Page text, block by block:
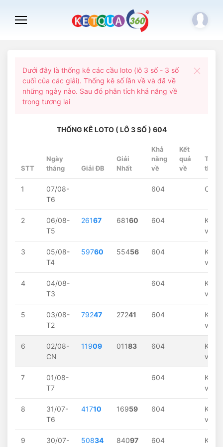
Dưới đây là thống kê các cầu loto (lô 3 số - 3 số
cuối của các giải). Thống kê số lần về và đã về
những ngày nào. Sau đó phân tích khả năng về
trong tương lai
THỐNG KÊ LOTO ( LÔ 3 SỐ ) 604
STT
Ngày
tháng
Giải ĐB
Giải
Nhất
Khả
năng
về
Kết
quả
về
Trạng
thái
1
07/08-
T6
604 Chờ...
2
06/08-
T5
26167 68160 604
về
3
05/08-
T4
59760 55456 604
về
4
04/08-
T3
604
về
5
03/08-
T2
79247 27241 604
về
6
02/08-
CN
11909 01183 604
về
7
01/08-
T7
604
về
8
31/07-
T6
41710 16959 604
về
9
30/07-
50834 84097 604